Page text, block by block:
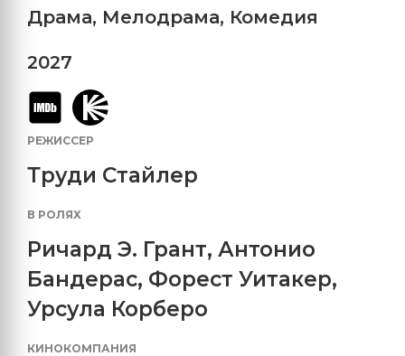
Драма, Мелодрама, Комедия
2027
РЕЖИССЕР
Труди Стайлер
В РОЛЯХ
Ричард Э. Грант, Антонио
Бандерас, Форест Уитакер,
Урсула Корберо
КИНОКОМПАНИЯ